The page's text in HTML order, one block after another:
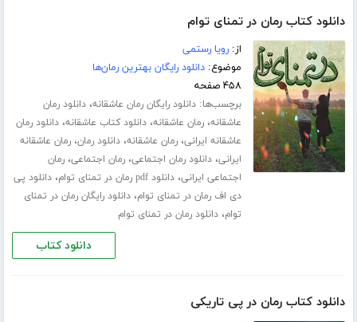
دانلود کتاب رمان در تمنای توام
از:رویا رستمی
موضوع:دانلود رایگان بهترین رمان‌ها
۴۵۸ صفحه
برچسب‌ها:دانلود رایگان رمان عاشقانه،دانلود رمان
عاشقانه،رمان عاشقانه،دانلود کتاب عاشقانه،دانلود رمان
عاشقانه ایرانی،رمان عاشقانه،دانلود رمان،رمان عاشقانه
ایرانی،دانلود رمان اجتماعی،رمان اجتماعی،رمان
اجتماعی ایرانی،دانلود pdf رمان در تمنای توام ،دانلود پی
دی اف رمان در تمنای توام،دانلود رایگان رمان در تمنای
توام،دانلود رمان در تمنای توام
دانلود کتاب
دانلود کتاب رمان در پی تاریکی